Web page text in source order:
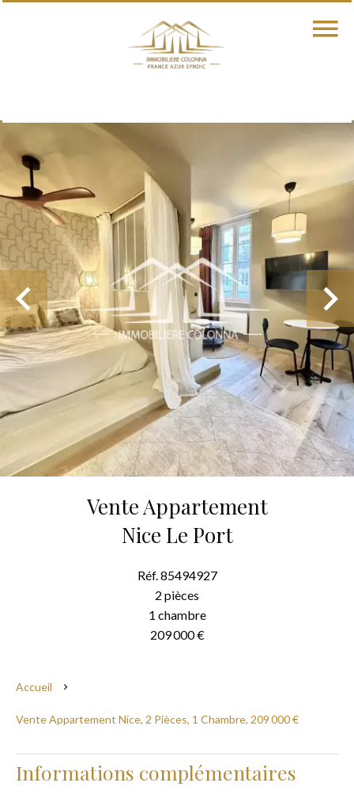
Vente Appartement
Nice Le Port
Réf. 85494927
2 pièces
1 chambre
209 000 €
Accueil
Vente Appartement Nice, 2 Pièces, 1 Chambre, 209 000 €
Informations complémentaires